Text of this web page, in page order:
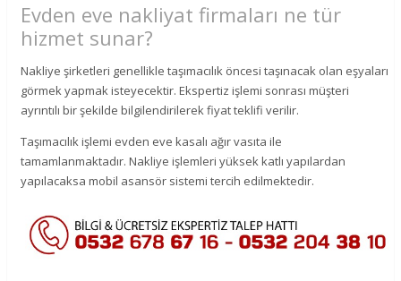
Evden eve nakliyat firmaları ne tür
hizmet sunar?
Nakliye şirketleri genellikle taşımacılık öncesi taşınacak olan eşyaları
görmek yapmak isteyecektir. Ekspertiz işlemi sonrası müşteri
ayrıntılı bir şekilde bilgilendirilerek fiyat teklifi verilir.
Taşımacılık işlemi evden eve kasalı ağır vasıta ile
tamamlanmaktadır. Nakliye işlemleri yüksek katlı yapılardan
yapılacaksa mobil asansör sistemi tercih edilmektedir.